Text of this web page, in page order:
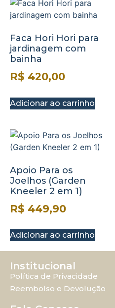
Faca Hori Hori para
jardinagem com
bainha
R$ 420,00
Adicionar ao carrinho
Apoio Para os
Joelhos (Garden
Kneeler 2 em 1)
R$ 449,90
Adicionar ao carrinho
Institucional
Política de Privacidade
Reembolso e Devolução